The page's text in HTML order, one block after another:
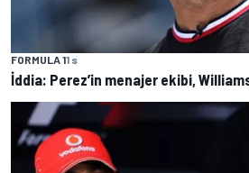
FORMULA 11 s
İddia: Perez’in menajer ekibi,